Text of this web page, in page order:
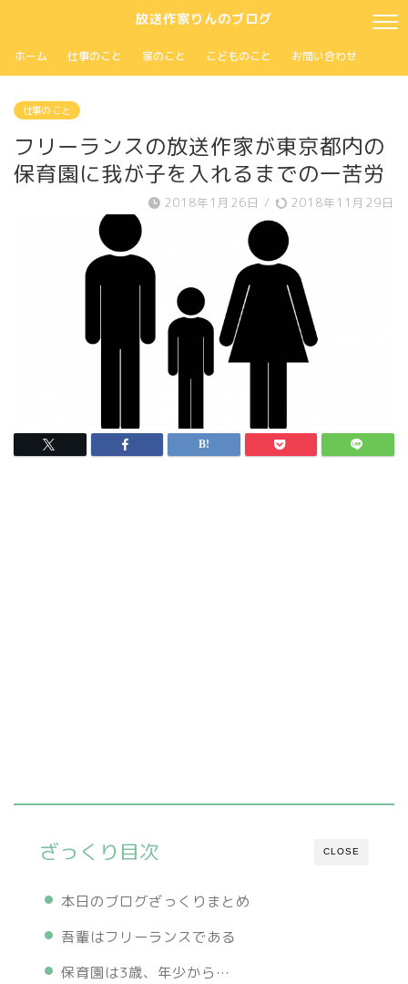
放送作家りんのブログ
ホーム 仕事のこと 家のこと こどものこと お問い合わせ
仕事の こと
フリーランスの放送作家が東京都内の
保育園に我が子を入れるまでの一苦労
2018年1月26日 / 2018年11月29日
CLOSE
ざっくり目次
本日のブログざっくりまとめ
吾輩はフリーランスである
保育園は3歳、年少から…